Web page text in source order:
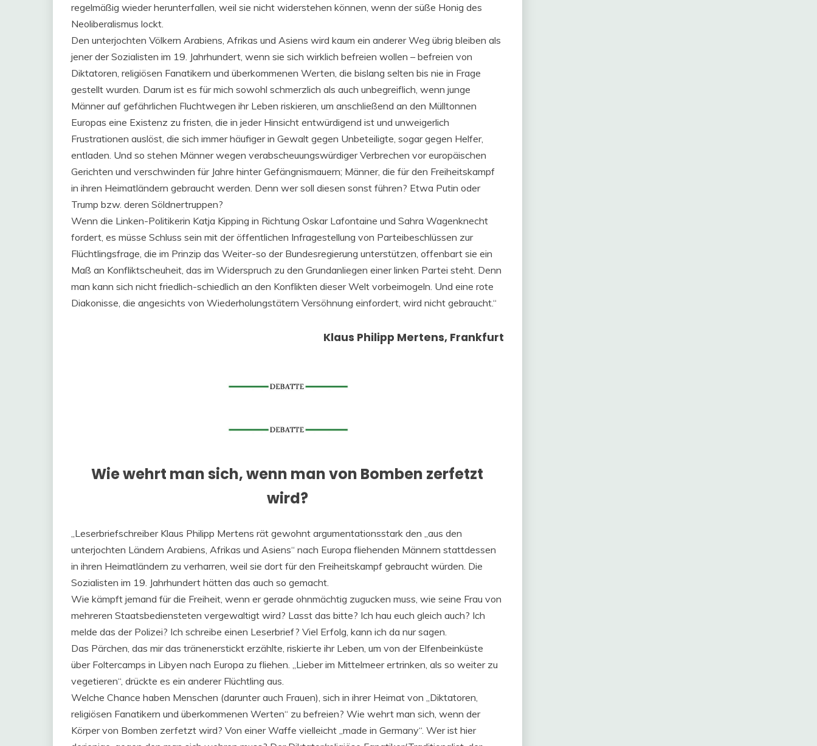
regelmäßig wieder herunterfallen, weil sie nicht widerstehen können, wenn der süße Honig des
Neoliberalismus lockt.
Den unterjochten Völkern Arabiens, Afrikas und Asiens wird kaum ein anderer Weg übrig bleiben als
jener der Sozialisten im 19. Jahrhundert, wenn sie sich wirklich befreien wollen – befreien von
Diktatoren, religiösen Fanatikern und überkommenen Werten, die bislang selten bis nie in Frage
gestellt wurden. Darum ist es für mich sowohl schmerzlich als auch unbegreiflich, wenn junge
Männer auf gefährlichen Fluchtwegen ihr Leben riskieren, um anschließend an den Mülltonnen
Europas eine Existenz zu fristen, die in jeder Hinsicht entwürdigend ist und unweigerlich
Frustrationen auslöst, die sich immer häufiger in Gewalt gegen Unbeteiligte, sogar gegen Helfer,
entladen. Und so stehen Männer wegen verabscheuungswürdiger Verbrechen vor europäischen
Gerichten und verschwinden für Jahre hinter Gefängnismauern; Männer, die für den Freiheitskampf
in ihren Heimatländern gebraucht werden. Denn wer soll diesen sonst führen? Etwa Putin oder
Trump bzw. deren Söldnertruppen?
Wenn die Linken-Politikerin Katja Kipping in Richtung Oskar Lafontaine und Sahra Wagenknecht
fordert, es müsse Schluss sein mit der öffentlichen Infragestellung von Parteibeschlüssen zur
Flüchtlingsfrage, die im Prinzip das Weiter-so der Bundesregierung unterstützen, offenbart sie ein
Maß an Konfliktscheuheit, das im Widerspruch zu den Grundanliegen einer linken Partei steht. Denn
man kann sich nicht friedlich-schiedlich an den Konflikten dieser Welt vorbeimogeln. Und eine rote
Diakonisse, die angesichts von Wiederholungstätern Versöhnung einfordert, wird nicht gebraucht.“
Klaus Philipp Mertens, Frankfurt
Wie wehrt man sich, wenn man von Bomben zerfetzt
wird?
„Leserbriefschreiber Klaus Philipp Mertens rät gewohnt argumentationsstark den „aus den
unterjochten Ländern Arabiens, Afrikas und Asiens“ nach Europa fliehenden Männern stattdessen
in ihren Heimatländern zu verharren, weil sie dort für den Freiheitskampf gebraucht würden. Die
Sozialisten im 19. Jahrhundert hätten das auch so gemacht.
Wie kämpft jemand für die Freiheit, wenn er gerade ohnmächtig zugucken muss, wie seine Frau von
mehreren Staatsbediensteten vergewaltigt wird? Lasst das bitte? Ich hau euch gleich auch? Ich
melde das der Polizei? Ich schreibe einen Leserbrief? Viel Erfolg, kann ich da nur sagen.
Das Pärchen, das mir das tränenerstickt erzählte, riskierte ihr Leben, um von der Elfenbeinküste
über Foltercamps in Libyen nach Europa zu fliehen. „Lieber im Mittelmeer ertrinken, als so weiter zu
vegetieren“, drückte es ein anderer Flüchtling aus.
Welche Chance haben Menschen (darunter auch Frauen), sich in ihrer Heimat von „Diktatoren,
religiösen Fanatikern und überkommenen Werten“ zu befreien? Wie wehrt man sich, wenn der
Körper von Bomben zerfetzt wird? Von einer Waffe vielleicht „made in Germany“. Wer ist hier